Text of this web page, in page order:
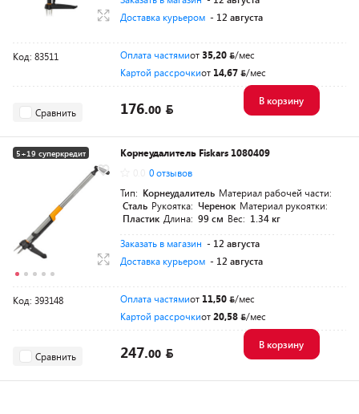
Доставка курьером - 12 августа
Код: 83511 Оплата частямиот35,20
/мес
Картой рассрочкиот 14,67 /мес
Сравнить 176.00
В корзину
5+19 суперкредит
Корнеудалитель Fiskars 1080409
0 отзывов
Тип: Корнеудалитель Материал рабочей части:
Сталь Рукоятка: Черенок Материал рукоятки:
Пластик Длина: 99 см Вес: 1.34 кг
Заказать в магазин - 12 августа
Доставка курьером - 12 августа
Код: 393148 Оплата частямиот 11,50
/мес
Картой рассрочкиот20,58 /мес
Сравнить 247.00
В корзину